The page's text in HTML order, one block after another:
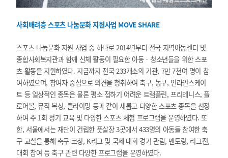
사회배려층 스포츠 나눔문화 지원사업 MOVE SHARE
스포츠 나눔문화 지원 사업 중 하나로 2014년부터 전국 지역아동센터 및
종합사회복지관과 함께 신체 활동이 필요한 아동‧청소년들을 위한 스포
츠 활동을 지원하였다. 지금까지 전국 233개소의 기관, 7만 7천여 명이 참
여하였으며, 참여자 중심으로 의견을 청취하여 축구, 농구, 인라인스케이
트 등 일상적인 종목은 물론 평소 접하기 어려운 트램플린, 프리테니스, 플
로어볼, 뮤직 복싱, 클라이밍 등과 같이 새롭고 다양한 스포츠 종목을 선정
하여 주 1회 정기 교육 및 다양한 스포츠 체험 프로그램을 운영하였다. 또
한, 서울에서는 재단이 건립한 풋살장 3곳에서 433명의 아동들 참여한 축
구 교실을 통해 축구 코칭, K리그 및 국제 대회 경기 관람, 멘토링, 리그전,
대회 참여 등 축구 관련 다양한 프로그램을 운영하였다.